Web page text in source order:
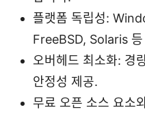
플랫폼 독립성:
FreeBSD, Solaris
오버헤드 최소화: 경
안정성 제공.
무료 오픈 소스 요소